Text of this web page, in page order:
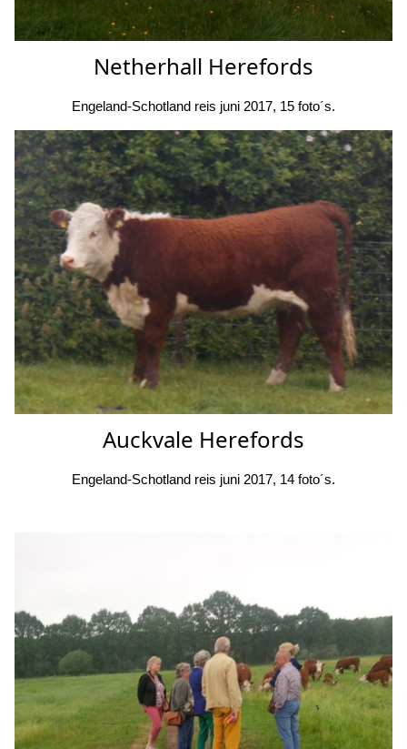
Netherhall Herefords
Engeland-Schotland reis juni 2017, 15 foto´s.
Auckvale Herefords
Engeland-Schotland reis juni 2017, 14 foto´s.